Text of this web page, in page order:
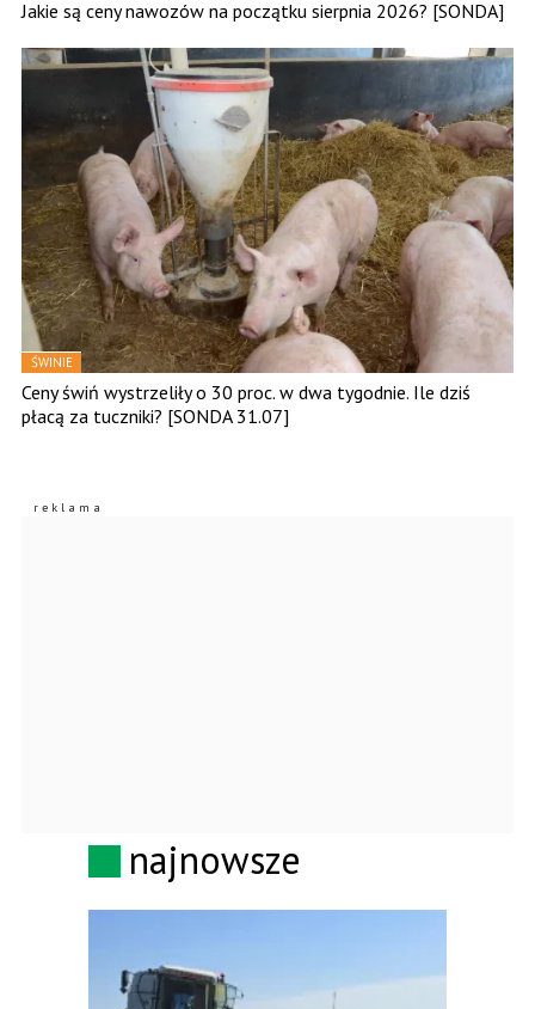
Jakie są ceny nawozów na początku sierpnia 2026? [SONDA]
ŚWINIE
Ceny świń wystrzeliły o 30 proc. w dwa tygodnie. Ile dziś
płacą za tuczniki? [SONDA 31.07]
najnowsze